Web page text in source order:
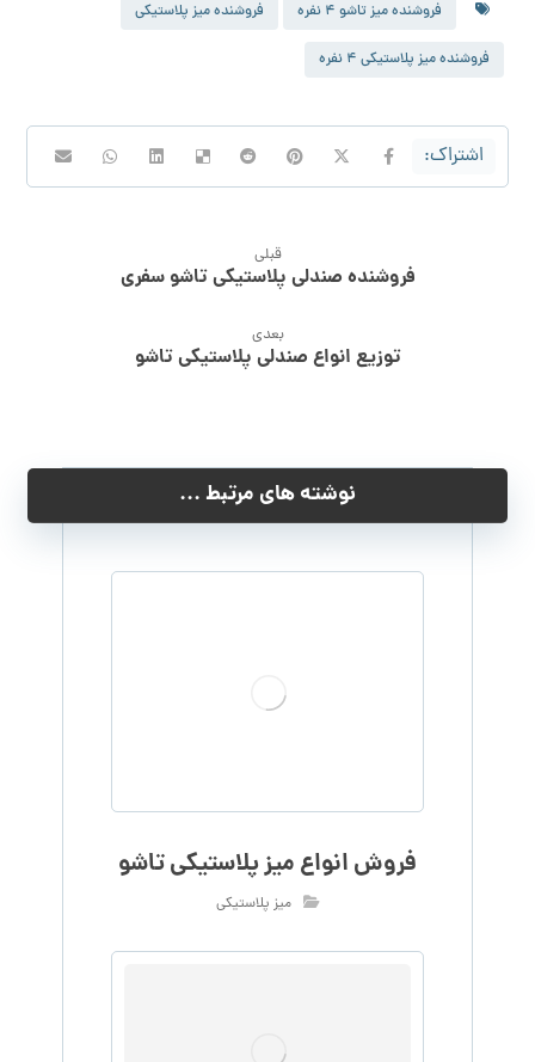
فروشنده میز تاشو 4 نفره فروشنده میز پلاستیکی
فروشنده میز پلاستیکی 4 نفره
قبلی
فروشنده صندلی پلاستیکی تاشو سفری
بعدی
توزیع انواع صندلی پلاستیکی تاشو
نوشته های مرتبط ...
فروش انواع میز پلاستیکی تاشو
میز پلاستیکی